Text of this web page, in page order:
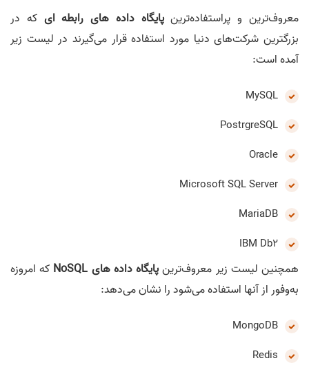
معروف‌ترین و پراستفاده‌ترینپایگاه داده های رابطه ای که در
بزرگترین شرکت‌های دنیا مورد استفاده قرار می‌گیرند در لیست زیر
آمده است:
MySQL
PostrgreSQL
Oracle
Microsoft SQL Server
MariaDB
IBM Db2
همچنین لیست زیر معروف‌ترینپایگاه داده های NoSQL
که امروزه
به‌وفور از آنها استفاده می‌شود را نشان می‌دهد:
MongoDB
Redis